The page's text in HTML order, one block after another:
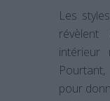
Les
intérieur
pour